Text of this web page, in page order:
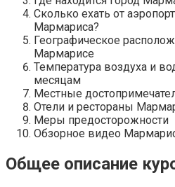
Сколько ехать от
Мармариса?
Географическое
Мармарисе
Температура воздуха и
месяцам
Местные
Отели и рестораны
Меры предосторожности
Обзорное видео
Общее описание